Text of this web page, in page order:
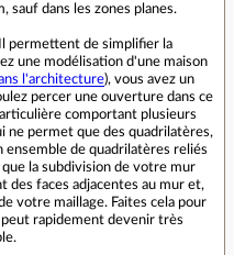
sauf dans les zones planes.
permettent de simplifier la
une modélisation d'une maison
l'architecture), vous avez un
percer une ouverture dans ce
comportant plusieurs
ne permet que des quadrilatères,
de quadrilatères reliés
la subdivision de votre mur
des faces adjacentes au mur et,
votre maillage. Faites cela pour
rapidement devenir très